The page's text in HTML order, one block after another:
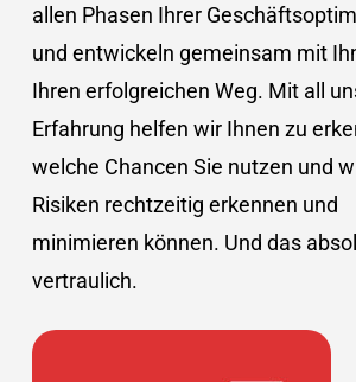
allen Phasen Ihrer
und entwickeln gemeinsam mit
Ihren erfolgreichen Weg. Mit all
Erfahrung helfen wir Ihnen zu
welche Chancen Sie nutzen und
Risiken rechtzeitig erkennen und
minimieren können. Und das
vertraulich.